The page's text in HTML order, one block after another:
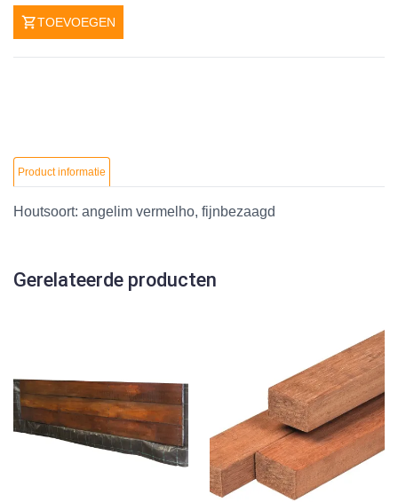
TOEVOEGEN
Product informatie
Houtsoort: angelim vermelho, fijnbezaagd
Gerelateerde producten